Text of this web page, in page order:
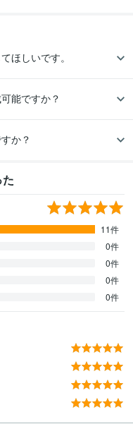
ほしいです。
能ですか？
か？
11件
0件
0件
0件
0件